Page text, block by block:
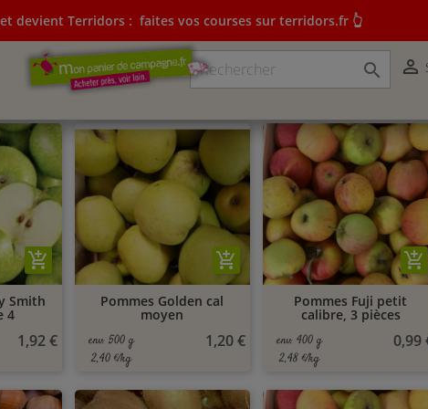
devient Terridors : faites vos courses sur terridors.fr 👆
 
devient Terridors:faites vos courses sur terridors.fr 👆
Smith
4
add_shopping_cart
1,92 €
Pommes Golden cal
moyen
add_shopping_cart
env. 500 g
2,40 €/kg
1,20 €
Pommes Fuji petit
calibre, 3 pièces
add_shopping_cart
env. 400 g
2,48 €/kg
0,99